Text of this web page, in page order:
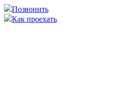
Позвонить
Как проехать